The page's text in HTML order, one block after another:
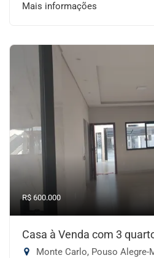
Mais informações
R$ 600.000
Casa à Venda com 3
Monte Carlo, Pouso Alegre-